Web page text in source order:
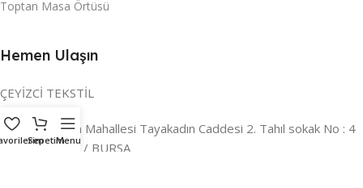
Toptan Masa Örtüsü
Hemen Ulaşın
ÇEYİZCİ TEKSTİL
Adres:Reyhan Mahallesi Tayakadın Caddesi 2. Tahıl sokak No : 4
/ a Osmangazi / BURSA
SepetimMenu